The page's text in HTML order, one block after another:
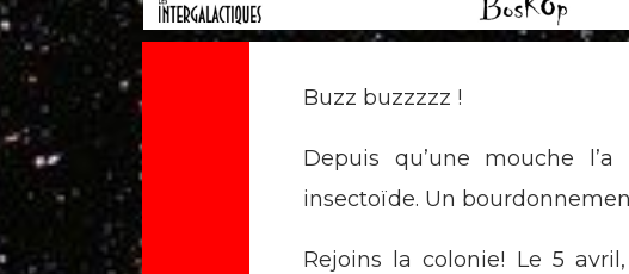
Buzz buzzzzz !
Depuis qu’une mouche
insectoïde. Un
Rejoins la colonie! Le 5